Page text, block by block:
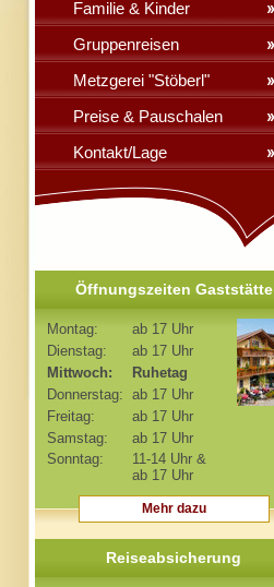
Öffnungszeiten Gaststätte
Montag:
ab 17 Uhr
Dienstag:
ab 17 Uhr
Mittwoch:
Ruhetag
Donnerstag: ab 17 Uhr
Freitag:
ab 17 Uhr
Samstag:
ab 17 Uhr
Sonntag:
11-14 Uhr &
ab 17 Uhr
Mehr dazu
Reiseabsicherung
Familie & Kinder
Gruppenreisen
Metzgerei "Stöberl"
Preise & Pauschalen
Kontakt/Lage